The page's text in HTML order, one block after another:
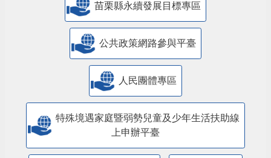
苗栗縣永續發展目標專區
公共政策網路參與平臺
人民團體專區
特殊境遇家庭暨弱勢兒童及少年生活扶助線
上申辦平臺